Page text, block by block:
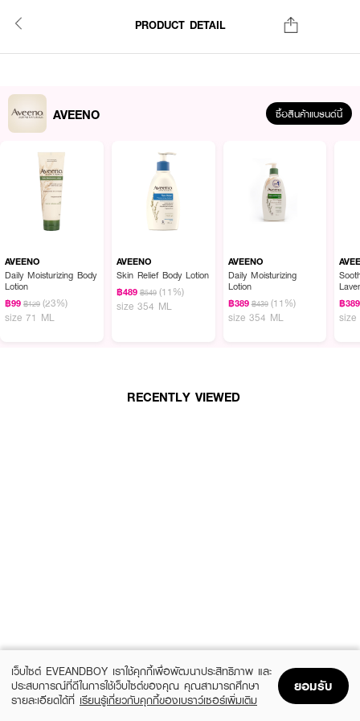
PRODUCT DETAIL
AVEENO ซื้อสินค้าแบรนด์นี้
AVEENO
Daily Moisturizing Body
Lotion
฿99 ฿129 (23%)
size 71 ML
AVEENO
Skin Relief Body Lotion
฿489 ฿549 (11%)
size 354 ML
AVEENO
Daily Moisturizing
Lotion
฿389 ฿439 (11%)
size 354 ML
฿389
size
RECENTLY VIEWED
เว็บไซต์ EVEANDBOY เราใช้คุกกี้เพื่อพัฒนาประสิทธิภาพ และ
ประสบการณ์ที่ดีในการใช้เว็บไซต์ของคุณ คุณสามารถศึกษา
รายละเอียดได้ที่ เรียนรู้เกี่ยวกับคุกกี้ของเบราว์เซอร์เพิ่มเติม
ยอมรับ